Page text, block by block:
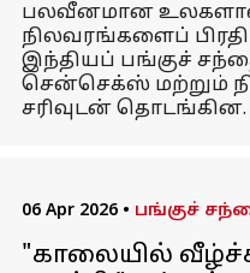
பலவீனமான
நிலவரங்களைப்
இந்தியப் பங்குச்
சென்செக்ஸ் மற்றும்
சரிவுடன் தொடங்கின.
06 Apr 2026 • பங்குச்
"காலையில்